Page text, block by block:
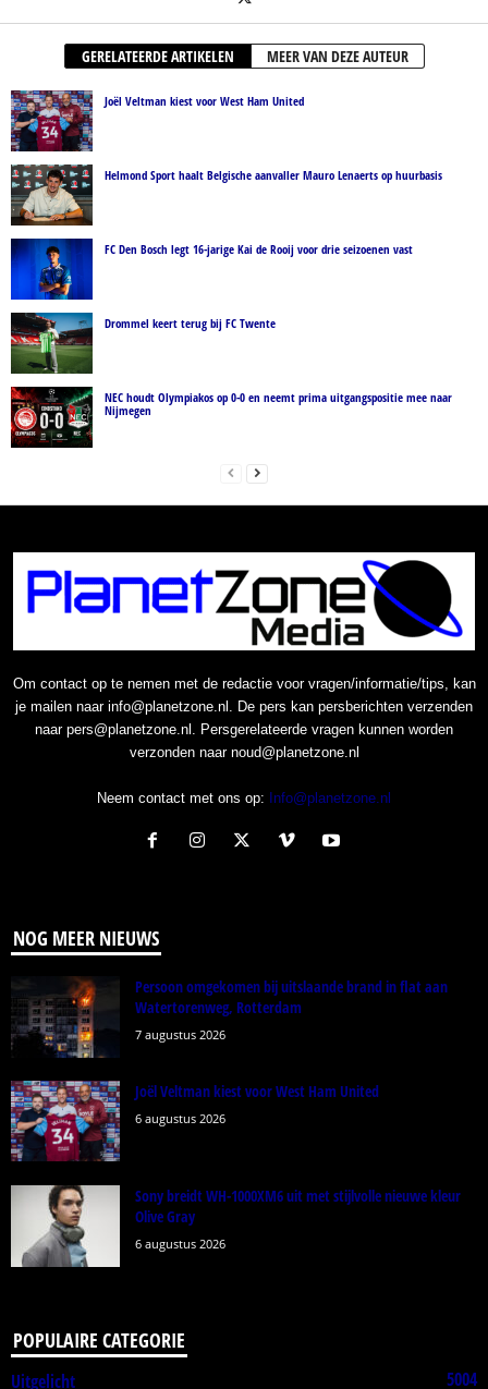
GERELATEERDE ARTIKELEN MEER VAN DEZE AUTEUR
Joël Veltman kiest voor West Ham United
Helmond Sport haalt Belgische aanvaller Mauro Lenaerts op huurbasis
FC Den Bosch legt 16-jarige Kai de Rooij voor drie seizoenen vast
Drommel keert terug bij FC Twente
NEC houdt Olympiakos op 0-0 en neemt prima uitgangspositie mee naar
Nijmegen
Om contact op te nemen met de redactie voor vragen/informatie/tips, kan
je mailen naar info@planetzone.nl. De pers kan persberichten verzenden
naar pers@planetzone.nl. Persgerelateerde vragen kunnen worden
verzonden naar noud@planetzone.nl
Neem contact met ons op: Info@planetzone.nl
NOG MEER NIEUWS
Persoon omgekomen bij uitslaande brand in flat aan
Watertorenweg, Rotterdam
7 augustus 2026
Joël Veltman kiest voor West Ham United
6 augustus 2026
Sony breidt WH-1000XM6 uit met stijlvolle nieuwe kleur
Olive Gray
6 augustus 2026
POPULAIRE CATEGORIE
Uitgelicht 5004